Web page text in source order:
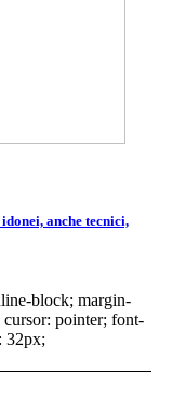
anche tecnici,
block; margin-
pointer; font-
32px;